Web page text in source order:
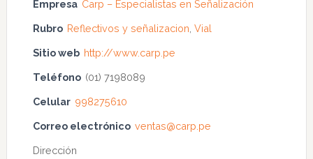
Empresa Carp – Especialistas en Señalización
Rubro Reflectivos y señalizacion Vial
Sitio web http://www.carp.pe
Teléfono (01) 7198089
Celular 998275610
Correo electrónico ventas@carp.pe
Dirección